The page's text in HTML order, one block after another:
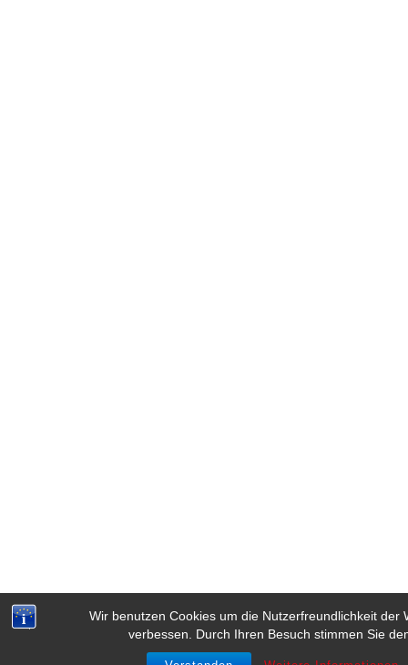
Wir benutzen Cookies um die Nutzerfreundlichkeit der
verbessen. Durch Ihren Besuch stimmen Sie